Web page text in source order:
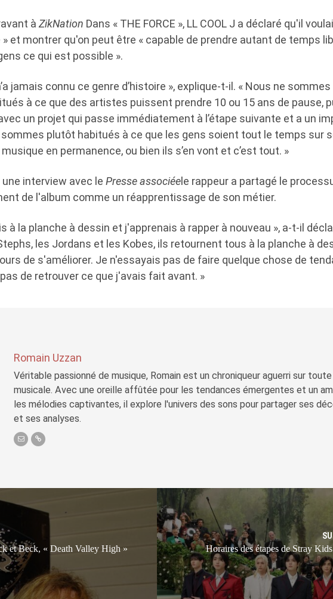
à ZikNation Dans « THE FORCE », LL COOL J a déclaré qu'il
» et montrer qu'on peut être « capable de prendre autant de temps
ce qui est possible ».
jamais connu ce genre d’histoire », explique-t-il. « Nous ne
à ce que des artistes puissent prendre 10 ou 15 ans de pause,
un projet qui passe immédiatement à l’étape suivante et a un
plutôt habitués à ce que les gens soient tout le temps sur
en permanence, ou bien ils s’en vont et c’est tout. »
interview avec le Presse associéele rappeur a partagé le
de l'album comme un réapprentissage de son métier.
à la planche à dessin et j'apprenais à rapper à nouveau », a-t-il
les Jordans et les Kobes, ils retournent tous à la planche à
de s'améliorer. Je n'essayais pas de faire quelque chose de
de retrouver ce que j'avais fait avant. »
Romain Uzzan
Véritable passionné de musique, Romain est un chroniqueur aguerri sur
musicale. Avec une oreille affûtée pour les tendances émergentes et un
les mélodies captivantes, il explore l'univers des sons pour partager ses
et ses analyses.
et Beck, « ​​Death Valley High » Horaires des étapes de Stray